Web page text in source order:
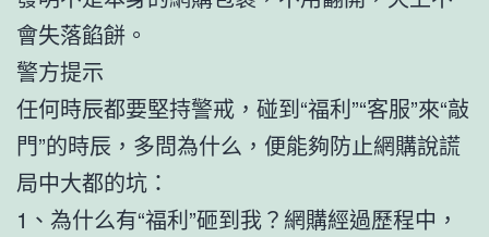
會失落餡餅。
警方提示
任何時辰都要堅持警戒，碰到“福利”“客服”來“敲
門”的時辰，多問為什么，便能夠防止網購說謊
局中大都的坑：
1、為什么有“福利”砸到我？網購經過歷程中，